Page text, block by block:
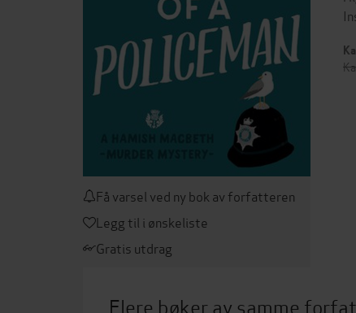
Få varsel ved ny bok av forfatteren
Legg til i ønskeliste
Gratis utdrag
Flere bøker av samme